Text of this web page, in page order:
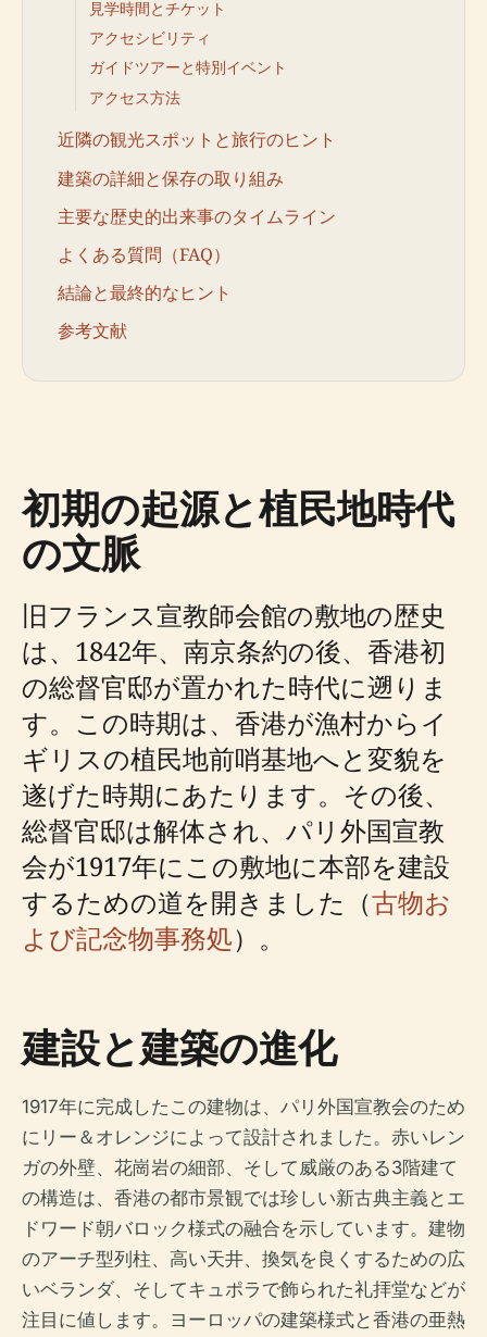
見学時間とチケット
アクセシビリティ
ガイドツアーと特別イベント
アクセス方法
近隣の観光スポットと旅行のヒント
建築の詳細と保存の取り組み
主要な歴史的出来事のタイムライン
よくある質問（FAQ）
結論と最終的なヒント
参考文献
初期の起源と植民地時代
の文脈
旧フランス宣教師会館の敷地の歴史
は、1842年、南京条約の後、香港初
の総督官邸が置かれた時代に遡りま
す。この時期は、香港が漁村からイ
ギリスの植民地前哨基地へと変貌を
遂げた時期にあたります。その後、
総督官邸は解体され、パリ外国宣教
会が1917年にこの敷地に本部を建設
するための道を開きました（古物お
よび記念物事務処）。
建設と建築の進化
1917年に完成したこの建物は、パリ外国宣教会のため
にリー＆オレンジによって設計されました。赤いレン
ガの外壁、花崗岩の細部、そして威厳のある3階建て
の構造は、香港の都市景観では珍しい新古典主義とエ
ドワード朝バロック様式の融合を示しています。建物
のアーチ型列柱、高い天井、換気を良くするための広
いベランダ、そしてキュポラで飾られた礼拝堂などが
注目に値します。ヨーロッパの建築様式と香港の亜熱